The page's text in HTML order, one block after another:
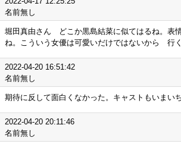
名前無し
堀田真由さん どこか黒島結菜に似てはるね。表
ね。こういう女優は可愛いだけではないから 行く
2022-04-20 16:51:42
名前無し
期待に反して面白くなかった。キャストもいまいち
2022-04-20 20:11:46
名前無し